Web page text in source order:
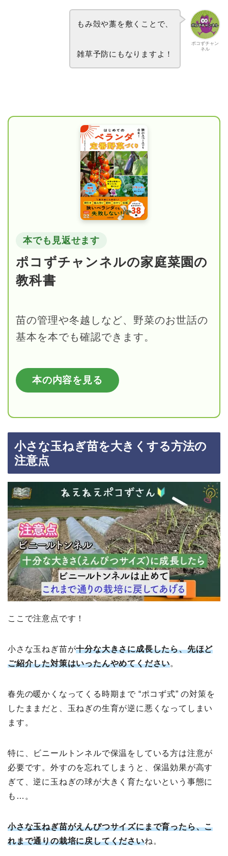
ポコずチャン
ネル
もみ殻や藁を敷くことで、
雑草予防にもなりますよ！
本でも見返せます
ポコずチャンネルの家庭菜園の
教科書
苗の管理や冬越しなど、野菜のお世話の
基本を本でも確認できます。
本の内容を見る
小さな玉ねぎ苗を大きくする方法の
注意点
ここで注意点です！
小さな玉ねぎ苗が十分な大きさに成長したら、先ほど
ご紹介した対策はいったんやめてください。
春先の暖かくなってくる時期まで “ポコず式” の対策を
したままだと、玉ねぎの生育が逆に悪くなってしまい
ます。
特に、ビニールトンネルで保温をしている方は注意が
必要です。外すのを忘れてしまうと、保温効果が高す
ぎて、逆に玉ねぎの球が大きく育たないという事態に
も…。
小さな玉ねぎ苗がえんぴつサイズにまで育ったら、こ
れまで通りの栽培に戻してくださいね。